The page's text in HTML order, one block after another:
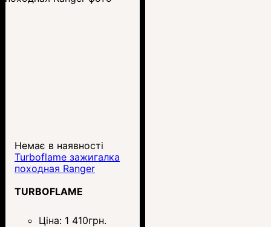
Немає в наявності
Turboflame зажигалка
походная Ranger
TURBOFLAME
Ціна: 1 410грн.